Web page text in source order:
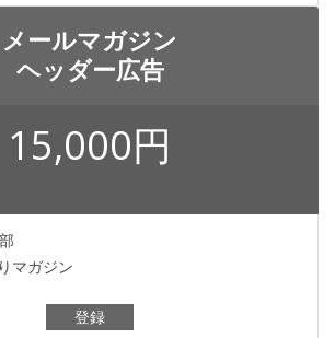
メールマガジン
ヘッダー広告
15,000円
マガジン
登録